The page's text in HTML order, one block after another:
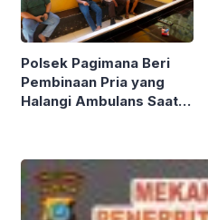
Polsek Pagimana Beri
Pembinaan Pria yang
Halangi Ambulans Saat